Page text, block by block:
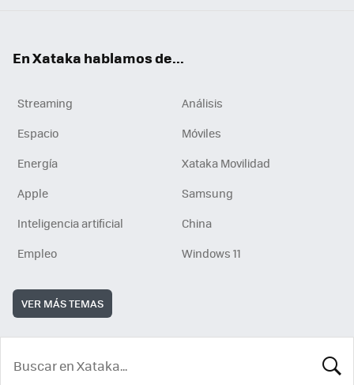
En Xataka hablamos de...
Streaming
Análisis
Espacio
Móviles
Energía
Xataka Movilidad
Apple
Samsung
Inteligencia artificial
China
Empleo
Windows 11
VER MÁS TEMAS